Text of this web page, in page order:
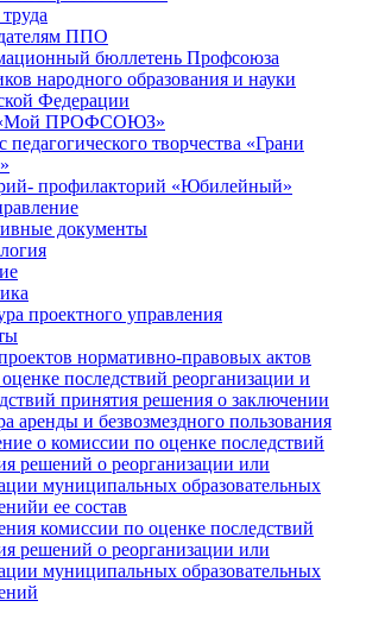
ППО
бюллетень Профсоюза
народного образования и науки
Федерации
«Мой ПРОФСОЮЗ»
педагогического творчества «Грани
профилакторий «Юбилейный»
документы
проектного управления
нормативно-правовых актов
последствий реорганизации и
принятия решения о заключении
аренды и безвозмездного пользования
о комиссии по оценке последствий
решений о реорганизации или
муниципальных образовательных
ее состав
комиссии по оценке последствий
решений о реорганизации или
муниципальных образовательных